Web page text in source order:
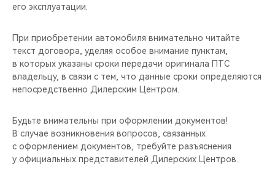
ВИДЕООБЗОРЫ
CHERY ДЛЯ ДЕТЕЙ
его эксплуатации.
При приобретении автомобиля внимательно читайте
текст договора, уделяя особое внимание пунктам,
в которых указаны сроки передачи оригинала ПТС
владельцу, в связи с тем, что данные сроки определяются
непосредственно Дилерским Центром.
Будьте внимательны при оформлении документов!
В случае возникновения вопросов, связанных
с оформлением документов, требуйте разъяснения
у официальных представителей Дилерских Центров.